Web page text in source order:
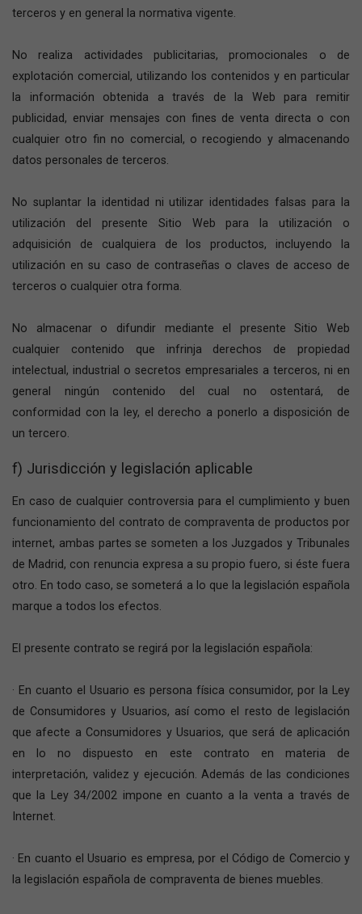
terceros y en general la normativa vigente.
No realiza actividades publicitarias, promocionales o de
explotación comercial, utilizando los contenidos y en particular
la información obtenida a través de la Web para remitir
publicidad, enviar mensajes con fines de venta directa o con
cualquier otro fin no comercial, o recogiendo y almacenando
datos personales de terceros.
No suplantar la identidad ni utilizar identidades falsas para la
utilización del presente Sitio Web para la utilización o
adquisición de cualquiera de los productos, incluyendo la
utilización en su caso de contraseñas o claves de acceso de
terceros o cualquier otra forma.
No almacenar o difundir mediante el presente Sitio Web
cualquier contenido que infrinja derechos de propiedad
intelectual, industrial o secretos empresariales a terceros, ni en
general ningún contenido del cual no ostentará, de
conformidad con la ley, el derecho a ponerlo a disposición de
un tercero.
f) Jurisdicción y legislación aplicable
En caso de cualquier controversia para el cumplimiento y buen
funcionamiento del contrato de compraventa de productos por
internet, ambas partes se someten a los Juzgados y Tribunales
de Madrid, con renuncia expresa a su propio fuero, si éste fuera
otro. En todo caso, se someterá a lo que la legislación española
marque a todos los efectos.
El presente contrato se regirá por la legislación española:
· En cuanto el Usuario es persona física consumidor, por la Ley
de Consumidores y Usuarios, así como el resto de legislación
que afecte a Consumidores y Usuarios, que será de aplicación
en lo no dispuesto en este contrato en materia de
interpretación, validez y ejecución. Además de las condiciones
que la Ley 34/2002 impone en cuanto a la venta a través de
Internet.
· En cuanto el Usuario es empresa, por el Código de Comercio y
la legislación española de compraventa de bienes muebles.